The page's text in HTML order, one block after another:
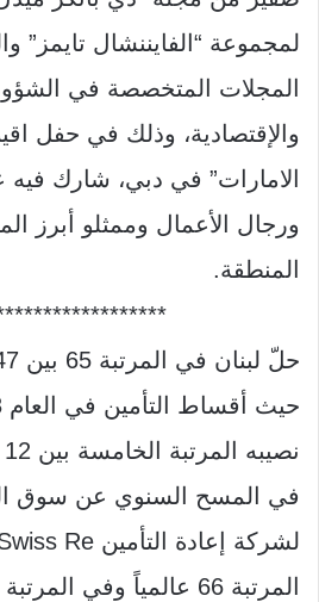
لمجموعة “ الفايننشال تايمز ”
المجلات المتخصصة في
والإقتصادية، وذلك في حفل
الامارات” في دبي، شارك فيه
ورجال الأعمال وممثلو أبرز
المنطقة.
حلّ لبنان في المرتبة 65 بين
حيث أقساط التأمين في العام
نصيبه المرتبة الخامسة بين 12
في المسح السنوي عن سوق
لشركة إعادة التأمين Re.
المرتبة 66 عالمياً وفي